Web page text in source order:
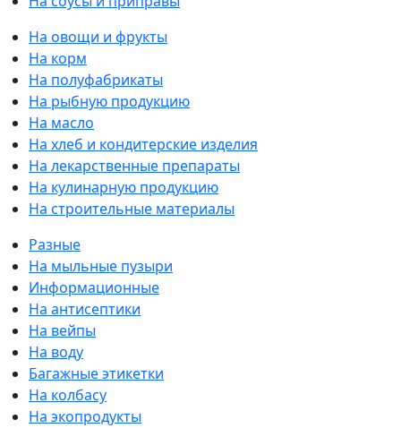
На овощи и фрукты
На корм
На полуфабрикаты
На рыбную продукцию
На масло
На хлеб и кондитерские изделия
На лекарственные препараты
На кулинарную продукцию
На строительные материалы
Разные
На мыльные пузыри
Информационные
На антисептики
На вейпы
На воду
Багажные этикетки
На колбасу
На экопродукты